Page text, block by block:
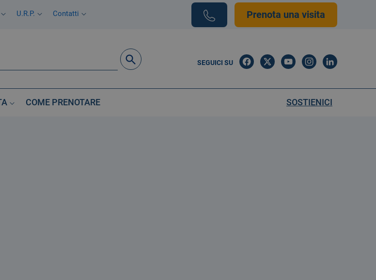
U.R.P. Contatti Prenota una visita
SEGUICI SU
COME PRENOTARE SOSTIENICI